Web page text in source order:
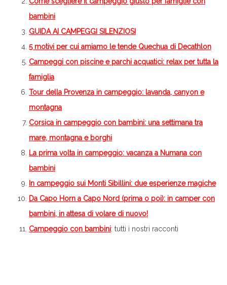
bambini
GUIDA AI CAMPEGGI SILENZIOSI
5 motivi per cui amiamo le tende Quechua di Decathlon
Campeggi con piscine e parchi acquatici: relax per tutta la
famiglia
Tour della Provenza in campeggio: lavanda, canyon e
montagna
Corsica in campeggio con bambini: una settimana tra
mare, montagna e borghi
La prima volta in campeggio: vacanza a Numana con
bambini
In campeggio sui Monti Sibillini: due esperienze magiche
Da Capo Horn a Capo Nord (prima o poi): in camper con
bambini, in attesa di volare di nuovo!
Campeggio con bambini: tutti i nostri racconti